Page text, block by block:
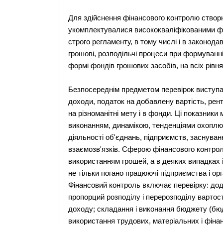
Для здійснення фінансового контролю
укомплектувалися висококваліфікованими
строго регламенту, в тому числі і в
грошові, розподільчі процеси при
формі фондів грошових засобів, на всіх
Безпосереднім предметом перевірок
доходи, податок на добавлену вартість,
на різноманітні мету і в фонди. Ці
виконанням, динамікою, тенденціями
діяльності об'єднань, підприємств,
взаємозв'язків. Сферою фінансового
використанням грошей, а в деяких випадках
не тільки погано працюючі підприємства і
Фінансовий контроль включає перевірку:
пропорций розподілу і перерозподілу
доходу; складання і виконання бюджету
використання трудових, матеріальних і